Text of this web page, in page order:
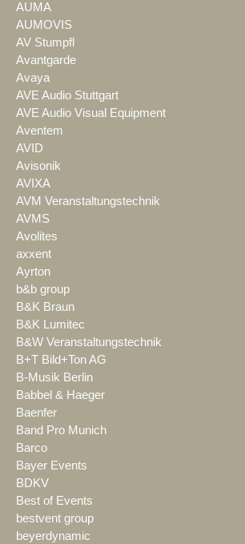
AUMA
AUMOVIS
AV Stumpfl
Avantgarde
Avaya
AVE Audio Stuttgart
AVE Audio Visual Equipment
Aventem
AVID
Avisonik
AVIXA
AVM Veranstaltungstechnik
AVMS
Avolites
axxent
Ayrton
b&b group
B&K Braun
B&K Lumitec
B&W Veranstaltungstechnik
B+T Bild+Ton AG
B-Musik Berlin
Babbel & Haeger
Baenfer
Band Pro Munich
Barco
Bayer Events
BDKV
Best of Events
bestvent group
beyerdynamic